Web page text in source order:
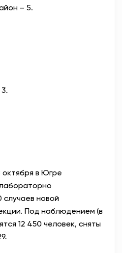
– 5.
в Югре
новой
Под наблюдением (в
12 450 человек, сняты